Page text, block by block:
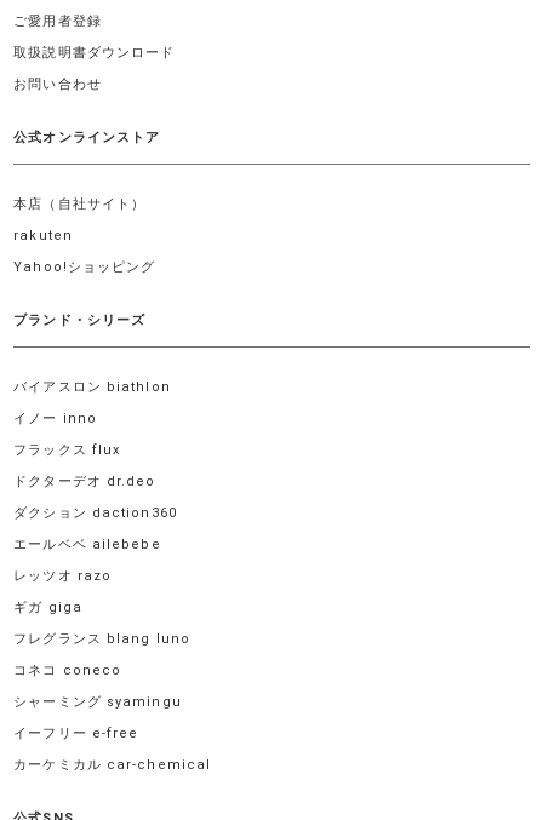
ご愛用者登録
取扱説明書ダウンロード
お問い合わせ
公式オンラインストア
本店（自社サイト）
rakuten
Yahoo!ショッピング
ブランド・シリーズ
バイアスロン biathlon
イノー inno
フラックス flux
ドクターデオ dr.deo
ダクション daction360
エールベベ ailebebe
レッツオ razo
ギガ giga
フレグランス blang luno
コネコ coneco
シャーミング syamingu
イーフリー e-free
カーケミカル car-chemical